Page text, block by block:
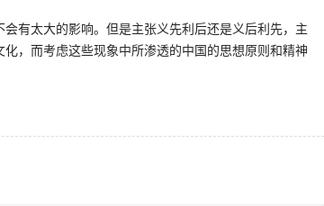
有太大的影响。但是主张义先利后还是义后利先，主
，而考虑这些现象中所渗透的中国的思想原则和精神